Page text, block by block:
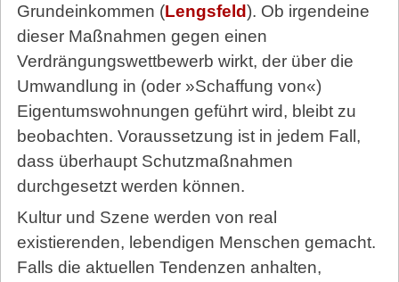
Grundeinkommen (Lengsfeld). Ob irgendeine
dieser Maßnahmen gegen einen
Verdrängungswettbewerb wirkt, der über die
Umwandlung in (oder »Schaffung von«)
Eigentumswohnungen geführt wird, bleibt zu
beobachten. Voraussetzung ist in jedem Fall,
dass überhaupt Schutzmaßnahmen
durchgesetzt werden können.
Kultur und Szene werden von real
existierenden, lebendigen Menschen gemacht.
Falls die aktuellen Tendenzen anhalten,